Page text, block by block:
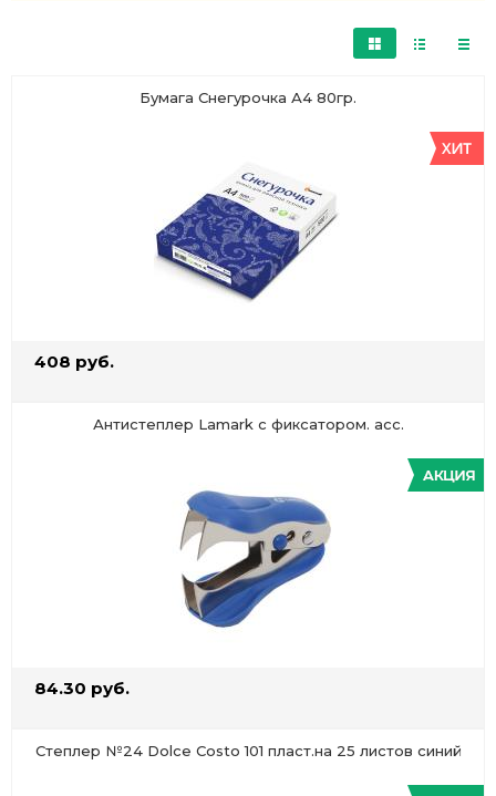
Бумага Снегурочка А4 80гр.
408 руб.
Антистеплер Lamark с фиксатором. асс.
84.30 руб.
Степлер №24 Dolce Costo 101 пласт.на 25 листов синий